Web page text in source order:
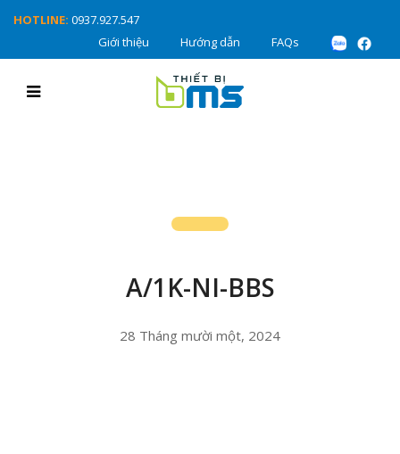
HOTLINE: 0937.927.547
Giới thiệu
Hướng dẫn FAQs
A/1K-NI-BBS
28 Tháng mười một, 2024